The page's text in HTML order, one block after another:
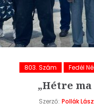
803. Szám Fedél
„Hétre
Szerző: Pollák